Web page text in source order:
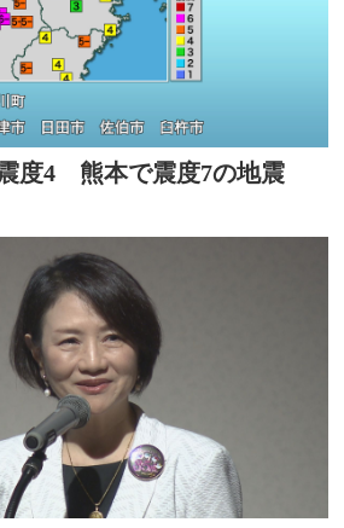
度4 熊本で震度7の地震